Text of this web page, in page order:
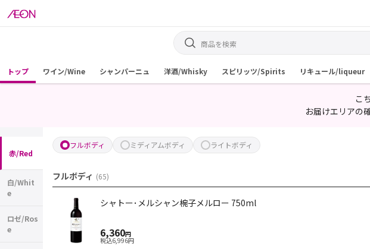
トップ ワイン/Wine シャンパーニュ 洋酒/Whisky スピリッツ/Spirits リキュール/liqueur
こ
お届けエリアの
赤/Red
白/Whit
e
ロゼ/Ros
e
フルボディ ミディアムボディ ライトボディ
フルボディ (65)
シャトー･メルシャン椀子メルロー 750ml
6,360円
税込6,996円